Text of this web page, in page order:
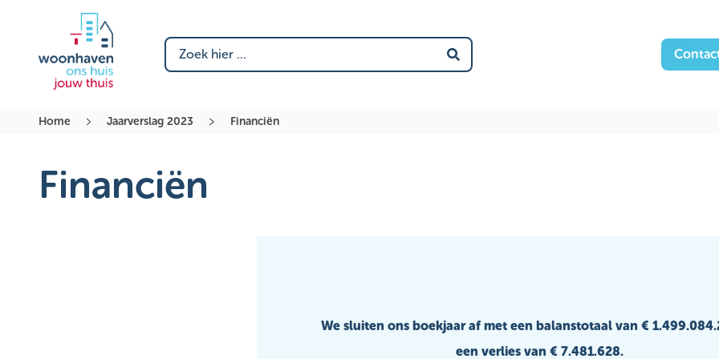
Zoeken naar
Zoek
Home Jaarverslag 2023 Financiën
Financiën
We sluiten ons boekjaar af met een balanstotaal van €
een verlies van € 7.481.628.